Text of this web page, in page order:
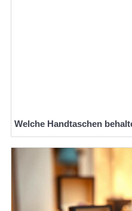
Welche Handtaschen